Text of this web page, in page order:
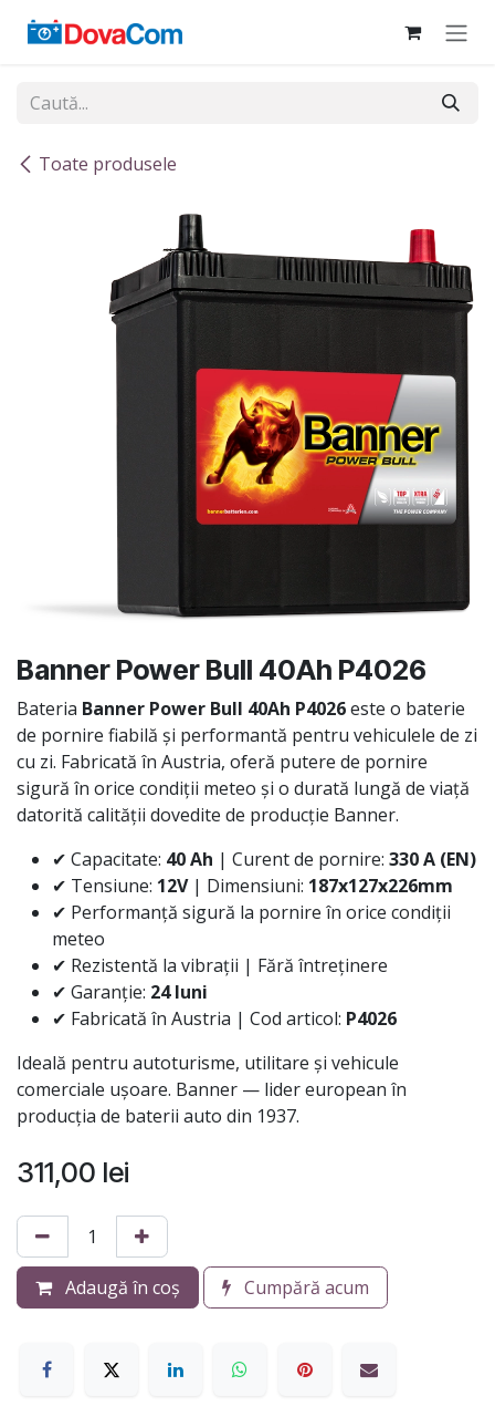
Toate produsele
Banner Power Bull 40Ah P4026
Bateria Banner Power Bull 40Ah P4026este o baterie
de pornire fiabilă și performantă pentru vehiculele de zi
cu zi. Fabricată în Austria, oferă putere de pornire
sigură în orice condiții meteo și o durată lungă de viață
datorită calității dovedite de producție Banner.
✔ Capacitate: 40 Ah | Curent de pornire: 330 A (EN)
✔ Tensiune: 12V| Dimensiuni: 187x127x226mm
✔ Performanță sigură la pornire în orice condiții
meteo
✔ Rezistentă la vibrații | Fără întreținere
✔ Garanție: 24 luni
✔ Fabricată în Austria | Cod articol: P4026
Ideală pentru autoturisme, utilitare și vehicule
comerciale ușoare. Banner — lider european în
producția de baterii auto din 1937.
311,00 lei
Adaugă în coș Cumpără acum